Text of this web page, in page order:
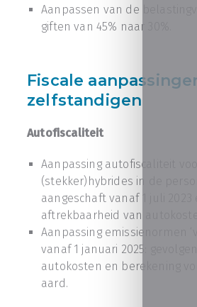
Aanpassen van de
giften van 45% naar 30%.
Fiscale
zelfstandigen
Autofiscaliteit
Aanpassing autofiscaliteit voor
(stekker)hybrides in de
aangeschaft vanaf 1 juli 2023
aftrekbaarheid van
Aanpassing emissienormen
vanaf 1 januari 2025:
autokosten en berekening
aard.